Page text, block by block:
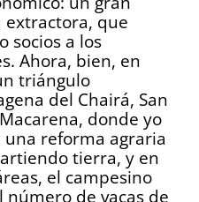
que
socios a los
Ahora, bien, en
triángulo
del Chairá, San
donde yo
reforma agraria
tierra, y en
el campesino
de vacas de